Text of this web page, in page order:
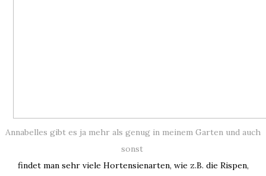
Annabelles gibt es ja mehr als genug in meinem Garten und auch
sonst
findet man sehr viele Hortensienarten, wie z.B. die Rispen,